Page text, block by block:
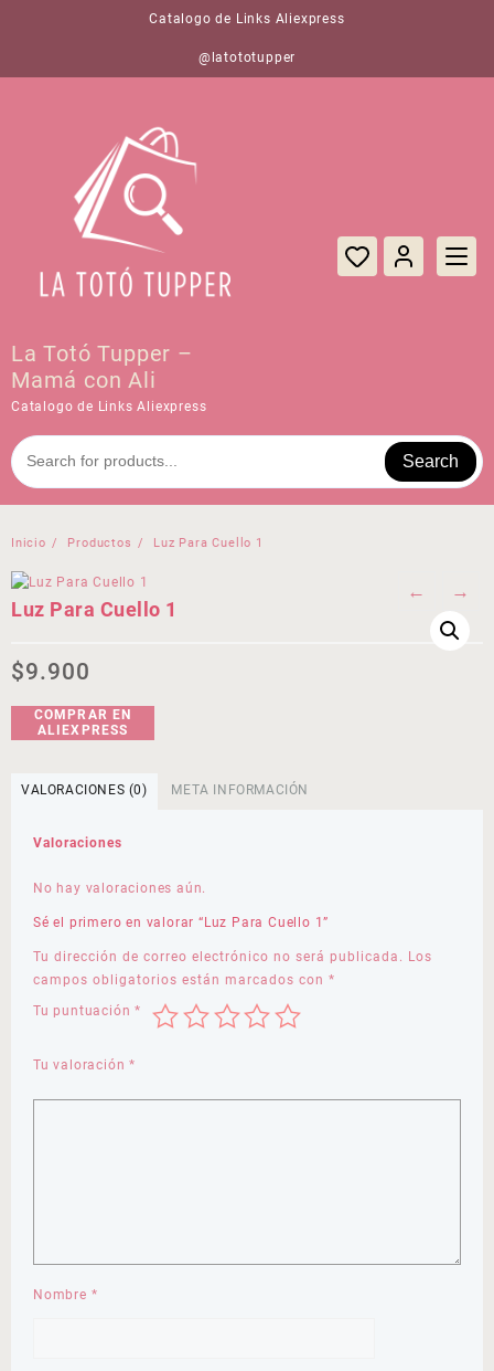
Catalogo de Links Aliexpress
@latototupper
La Totó Tupper –
Mamá con Ali
Catalogo de Links Aliexpress
Search
Inicio Productos Luz Para Cuello 1
← →
Luz Para Cuello 1
$9.900
COMPRAR EN
ALIEXPRESS
VALORACIONES (0) META INFORMACIÓN
Valoraciones
No hay valoraciones aún.
Sé el primero en valorar “Luz Para Cuello 1”
Tu dirección de correo electrónico no será publicada. Los
campos obligatorios están marcados con *
Tu puntuación*
Tu valoración*
Nombre *